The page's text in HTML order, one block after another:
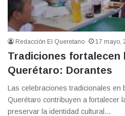
Redacción El Queretano 17 mayo,
Tradiciones fortalecen
Querétaro: Dorantes
Las celebraciones tradicionales en
Querétaro contribuyen a fortalecer
preservar la identidad cultural…